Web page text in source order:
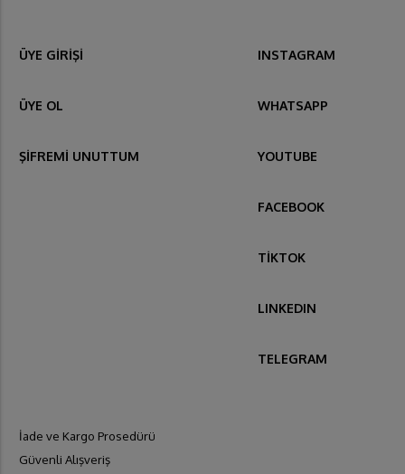
ÜYE GİRİŞİ
ÜYE OL
ŞİFREMİ UNUTTUM
INSTAGRAM
WHATSAPP
YOUTUBE
FACEBOOK
TİKTOK
LINKEDIN
TELEGRAM
İade ve Kargo Prosedürü
Güvenli Alışveriş